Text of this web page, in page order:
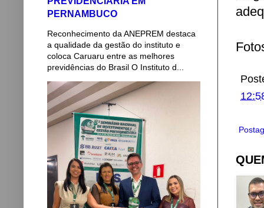
PERNAMBUCO
Reconhecimento da ANEPREM destaca
a qualidade da gestão do instituto e
coloca Caruaru entre as melhores
previdências do Brasil O Instituto d...